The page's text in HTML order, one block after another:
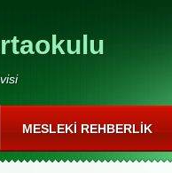
MESLEKI REHBERLIK